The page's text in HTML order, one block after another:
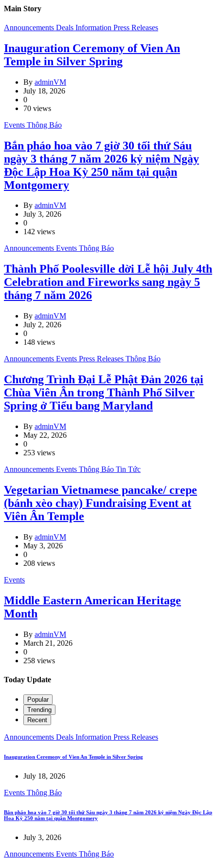
Main Story
Announcements Deals Information Press Releases
Inauguration Ceremony of Vien An
Temple in Silver Spring
By adminVM
July 18, 2026
0
70 views
Events Thông Báo
Bắn pháo hoa vào 7 giờ 30 tối thứ Sáu
ngày 3 tháng 7 năm 2026 kỷ niệm Ngày
Độc Lập Hoa Kỳ 250 năm tại quận
Montgomery
By adminVM
July 3, 2026
0
142 views
Announcements Events Thông Báo
Thành Phố Poolesville dời Lễ hội July 4th
Celebration and Fireworks sang ngày 5
tháng 7 năm 2026
By adminVM
July 2, 2026
0
148 views
Announcements Events Press Releases Thông Báo
Chương Trình Đại Lễ Phật Đản 2026 tại
Chùa Viên Ân trong Thành Phố Silver
Spring ở Tiểu bang Maryland
By adminVM
May 22, 2026
0
253 views
Announcements Events Thông Báo Tin Tức
Vegetarian Vietnamese pancake/ crepe
(bánh xèo chay) Fundraising Event at
Viên Ân Temple
By adminVM
May 3, 2026
0
208 views
Events
Middle Eastern American Heritage
Month
By adminVM
March 21, 2026
0
258 views
Today Update
Popular
Trending
Recent
Announcements Deals Information Press Releases
Inauguration Ceremony of Vien An Temple in Silver Spring
July 18, 2026
Events Thông Báo
Bắn pháo hoa vào 7 giờ 30 tối thứ Sáu ngày 3 tháng 7 năm 2026 kỷ niệm Ngày Độc Lập
Hoa Kỳ 250 năm tại quận Montgomery
July 3, 2026
Announcements Events Thông Báo